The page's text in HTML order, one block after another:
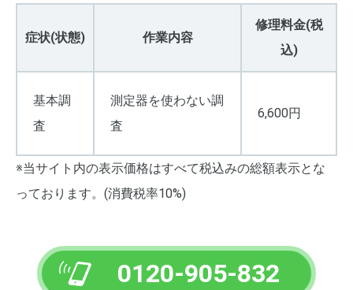
症状(状態) 作業内容
修理料金(税
込)
基本調
査
測定器を使わない調
査
6,600円
※当サイト内の表示価格はすべて税込みの総額表示とな
っております。(消費税率10%)
0120-905-832